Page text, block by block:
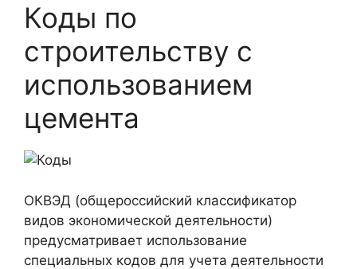
Коды по
строительству с
использованием
цемента
ОКВЭД (общероссийский классификатор
видов экономической деятельности)
предусматривает использование
специальных кодов для учета деятельности